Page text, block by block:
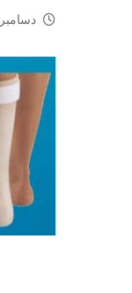
دسامبر 25, 2017